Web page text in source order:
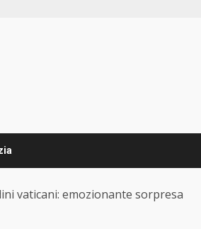
vaticani: emozionante sorpresa